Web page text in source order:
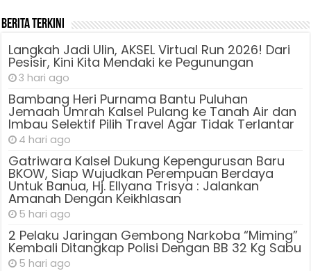
Berita Terkini
Langkah Jadi Ulin, AKSEL Virtual Run 2026! Dari
Pesisir, Kini Kita Mendaki ke Pegunungan
3 hari ago
Bambang Heri Purnama Bantu Puluhan
Jemaah Umrah Kalsel Pulang ke Tanah Air dan
Imbau Selektif Pilih Travel Agar Tidak Terlantar
4 hari ago
Gatriwara Kalsel Dukung Kepengurusan Baru
BKOW, Siap Wujudkan Perempuan Berdaya
Untuk Banua, Hj. Ellyana Trisya : Jalankan
Amanah Dengan Keikhlasan
5 hari ago
2 Pelaku Jaringan Gembong Narkoba “Miming”
Kembali Ditangkap Polisi Dengan BB 32 Kg Sabu
5 hari ago